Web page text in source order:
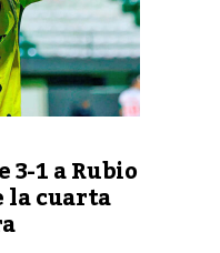
3-1 a Rubio
la cuarta